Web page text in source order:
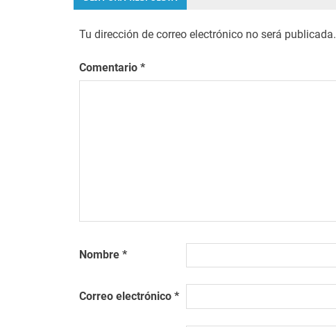
entradas
Tu dirección de correo electrónico no será publicada.
Comentario *
Nombre *
Correo electrónico *